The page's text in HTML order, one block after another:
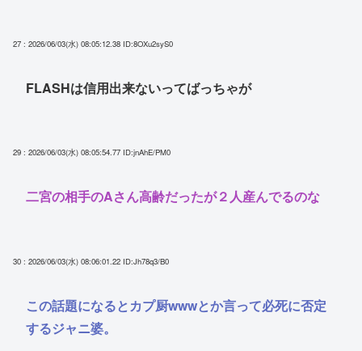
27 : 2026/06/03(水) 08:05:12.38 ID:8OXu2syS0
FLASHは信用出来ないってばっちゃが
29 : 2026/06/03(水) 08:05:54.77 ID:jnAhE/PM0
二宮の相手のAさん高齢だったが２人産んでるのな
30 : 2026/06/03(水) 08:06:01.22 ID:Jh78q3/B0
この話題になるとカプ厨wwwとか言って必死に否定
するジャニ婆。